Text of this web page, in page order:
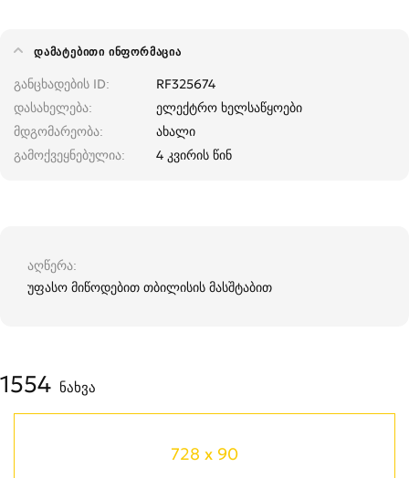
ᲓᲐᲛᲐᲢᲔᲑᲘᲗᲘ ᲘᲜᲤᲝᲠᲛᲐᲪᲘᲐ
განცხადების ID
RF325674
დასახელება
ელექტრო ხელსაწყოები
მდგომარეობა
ახალი
გამოქვეყნებულია
4 კვირის წინ
აღწერა
უფასო მიწოდებით თბილისის მასშტაბით
1554 ნახვა
728 x 90